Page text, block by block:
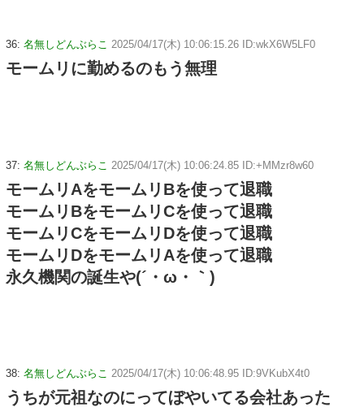
36: 名無しどんぶらこ 2025/04/17(木) 10:06:15.26 ID:wkX6W5LF0
モームリに勤めるのもう無理
37: 名無しどんぶらこ 2025/04/17(木) 10:06:24.85 ID:+MMzr8w60
モームリAをモームリBを使って退職
モームリBをモームリCを使って退職
モームリCをモームリDを使って退職
モームリDをモームリAを使って退職
永久機関の誕生や(´・ω・｀)
38: 名無しどんぶらこ 2025/04/17(木) 10:06:48.95 ID:9VKubX4t0
うちが元祖なのにってぼやいてる会社あった